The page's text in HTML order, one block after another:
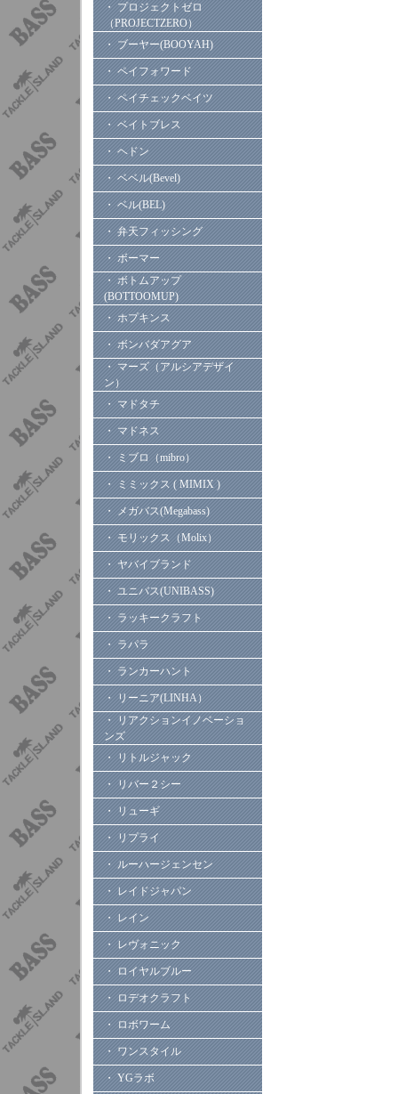
・ プロジェクトゼロ
（PROJECTZERO）
・ ブーヤー(BOOYAH)
・ ペイフォワード
・ ペイチェックベイツ
・ ベイトブレス
・ ヘドン
・ ベベル(Bevel)
・ ベル(BEL)
・ 弁天フィッシング
・ ボーマー
・ ボトムアップ
(BOTTOOMUP)
・ ホプキンス
・ ボンバダアグア
・ マーズ（アルシアデザイ
ン）
・ マドタチ
・ マドネス
・ ミブロ（mibro）
・ ミミックス ( MIMIX )
・ メガバス(Megabass)
・ モリックス（Molix）
・ ヤバイブランド
・ ユニバス(UNIBASS)
・ ラッキークラフト
・ ラパラ
・ ランカーハント
・ リーニア(LINHA）
・ リアクションイノベーショ
ンズ
・ リトルジャック
・ リバー２シー
・ リューギ
・ リプライ
・ ルーハージェンセン
・ レイドジャパン
・ レイン
・ レヴォニック
・ ロイヤルブルー
・ ロデオクラフト
・ ロボワーム
・ ワンスタイル
・ YGラボ